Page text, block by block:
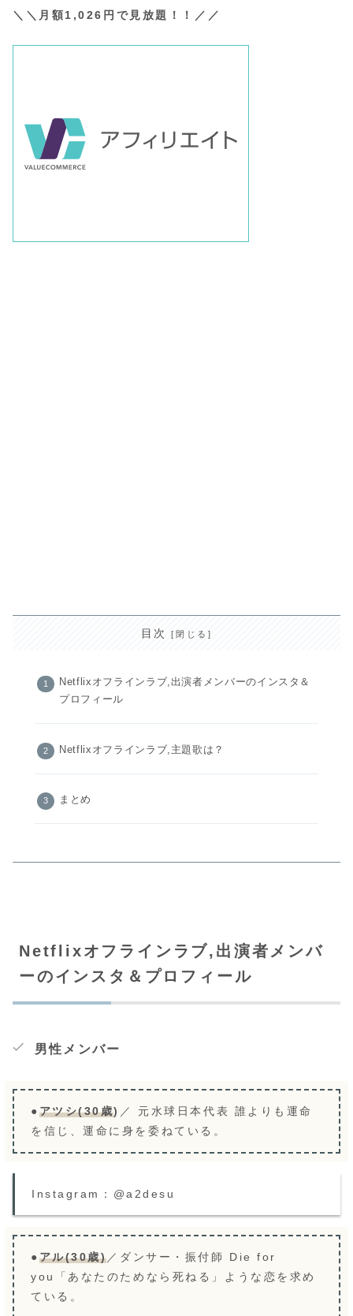
＼＼月額1,026円で見放題！！／／
目次
Netflixオフラインラブ,出演者メンバーのインスタ＆
プロフィール
Netflixオフラインラブ,主題歌は？
まとめ
Netflixオフラインラブ,出演者メンバ
ーのインスタ＆プロフィール
男性メンバー
●アツシ(30歳) ／ 元水球日本代表 誰よりも運命
を信じ、運命に身を委ねている。
Instagram：@a2desu
●アル(30歳)／ダンサー・振付師 Die for
you「あなたのためなら死ねる」ような恋を求め
ている。